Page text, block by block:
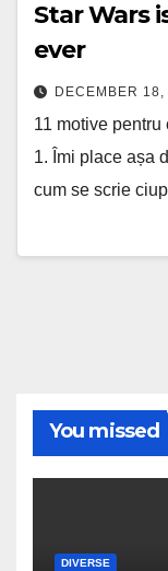
Star Wars
ever
DECEMBER 18,
11 motive pentru
1. Îmi place așa
cum se scrie
You missed
DIVERSE